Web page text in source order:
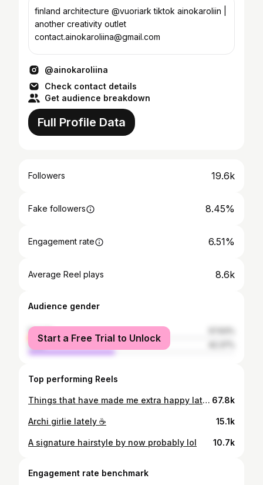
finland architecture @vuoriark tiktok ainokaroliin |
another creativity outlet
contact.ainokaroliina@gmail.com
@ainokaroliina
Check contact details
Get audience breakdown
Full Profile Data
Followers 19.6k
Fake followers 8.45%
Engagement rate 6.51%
Average Reel plays 8.6k
Audience gender
female
male
Start a Free Trial to Unlock
Top performing Reels
Things that have made me extra happy lately: 1. Reading in the garden 2. Working on my architecture master’s thesis 3. Coffee in the sun 4. My childhood home garden <3 5. @jonnnaah and @engbergteemu new baby <3 6. This very stylish fella who happens to be my boyfriend 🤍 7. Little mouse I saw on my birthday 67.8k
Archi girlie lately ☕️ 15.1k
A signature hairstyle by now probably lol 10.7k
Engagement rate benchmark